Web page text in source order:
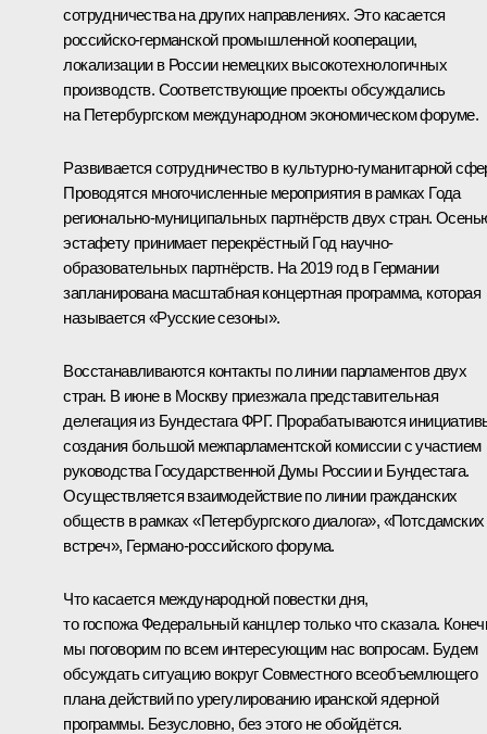
сотрудничества на других направлениях. Это касается
российско-германской промышленной кооперации,
локализации в России немецких высокотехнологичных
производств. Соответствующие проекты обсуждались
на Петербургском международном экономическом форуме.
Развивается сотрудничество в культурно-гуманитарной
Проводятся многочисленные мероприятия в рамках Года
регионально-муниципальных партнёрств двух стран.
эстафету принимает перекрёстный Год научно-
образовательных партнёрств. На 2019 год в Германии
запланирована масштабная концертная программа, которая
называется «Русские сезоны».
Восстанавливаются контакты по линии парламентов двух
стран. В июне в Москву приезжала представительная
делегация из Бундестага ФРГ. Прорабатываются
создания большой межпарламентской комиссии с участием
руководства Государственной Думы России и Бундестага.
Осуществляется взаимодействие по линии гражданских
обществ в рамках «Петербургского диалога», «Потсдамских
встреч», Германо-российского форума.
Что касается международной повестки дня,
то госпожа Федеральный канцлер только что сказала.
мы поговорим по всем интересующим нас вопросам. Будем
обсуждать ситуацию вокруг Совместного всеобъемлющего
плана действий по урегулированию иранской ядерной
программы. Безусловно, без этого не обойдётся.